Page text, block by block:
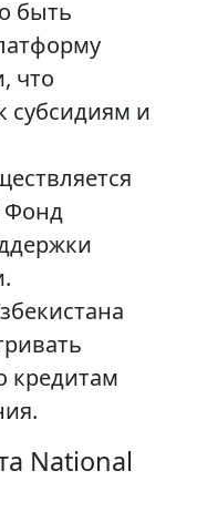
быть
что
субсидиям и
Фонд
кредитам
National